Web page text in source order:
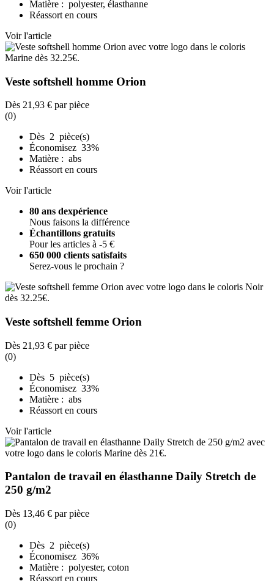
Matière : polyester, élasthanne
Réassort en cours
Voir l'article
Veste softshell homme Orion
Dès 21,93 € par pièce
(0)
Dès 2 pièce(s)
Économisez 33%
Matière : abs
Réassort en cours
Voir l'article
80 ans dexpérience
Nous faisons la différence
Échantillons gratuits
Pour les articles à -5 €
650 000 clients satisfaits
Serez-vous le prochain ?
Veste softshell femme Orion
Dès 21,93 € par pièce
(0)
Dès 5 pièce(s)
Économisez 33%
Matière : abs
Réassort en cours
Voir l'article
Pantalon de travail en élasthanne Daily Stretch de
250 g/m2
Dès 13,46 € par pièce
(0)
Dès 2 pièce(s)
Économisez 36%
Matière : polyester, coton
Réassort en cours